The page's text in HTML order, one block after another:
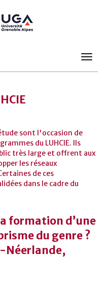
sont l'occasion de
du LUHCIE. Ils
très large et offrent aux
les réseaux
de ces
dans le cadre du
formation d’une
du genre ?
Néerlande,